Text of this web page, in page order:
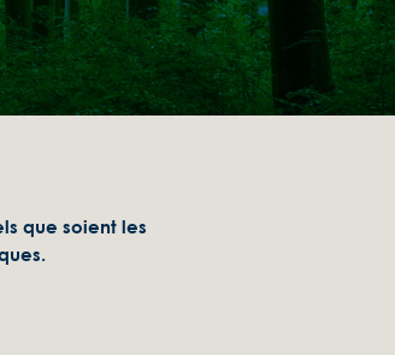
que soient les